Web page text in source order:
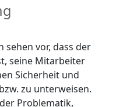
sehen vor, dass der
seine Mitarbeiter
Sicherheit und
zu unterweisen.
Problematik,